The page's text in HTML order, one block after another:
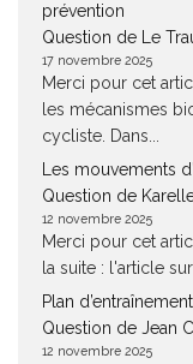
prévention
Question de Le
17 novembre 2025
Merci pour cet
les mécanismes
cycliste. Dans...
Les mouvements
Question de
12 novembre 2025
Merci pour cet
la suite : l'article
Plan
Question de Jean
12 novembre 2025